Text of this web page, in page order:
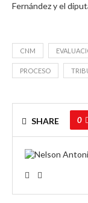
Fernández y el
CNM
PROCESO
SHARE 0